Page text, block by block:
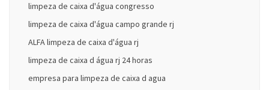
limpeza de caixa d'água congresso
limpeza de caixa d'água campo grande rj
ALFA limpeza de caixa d'água rj
limpeza de caixa d água rj 24 horas
empresa para limpeza de caixa d agua